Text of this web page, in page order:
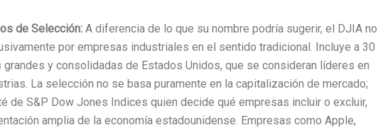
de Selección: A diferencia de lo que su nombre podría sugerir, el DJIA no
por empresas industriales en el sentido tradicional. Incluye a 30
y consolidadas de Estados Unidos, que se consideran líderes en
La selección no se basa puramente en la capitalización de mercado;
de S&P Dow Jones Indices quien decide qué empresas incluir o excluir,
amplia de la economía estadounidense. Empresas como Apple,